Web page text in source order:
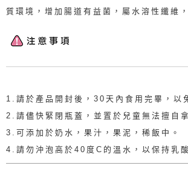
質環境，增加腸道有益菌，屬水溶性纖維
1.請於產品開封後，30天內食用完畢，以
2.請儘快緊閉瓶蓋，並置於兒童無法擅自
3.可添加於奶水，果汁，果泥，稀飯中。
4.請勿沖泡高於40度C的溫水，以保持乳